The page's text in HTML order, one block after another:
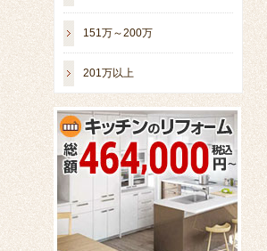
151万～200万
201万以上